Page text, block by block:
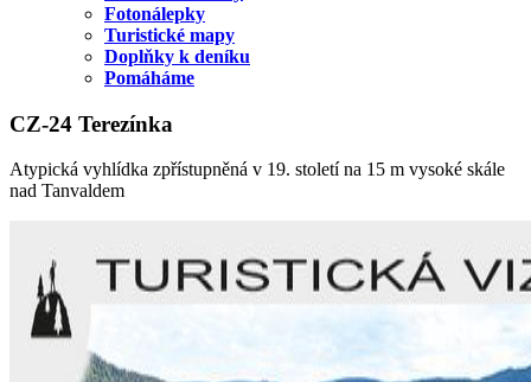
Fotonálepky
Turistické mapy
Doplňky k deníku
Pomáháme
CZ-24 Terezínka
Atypická vyhlídka zpřístupněná v 19. století na 15 m vysoké skále
nad Tanvaldem